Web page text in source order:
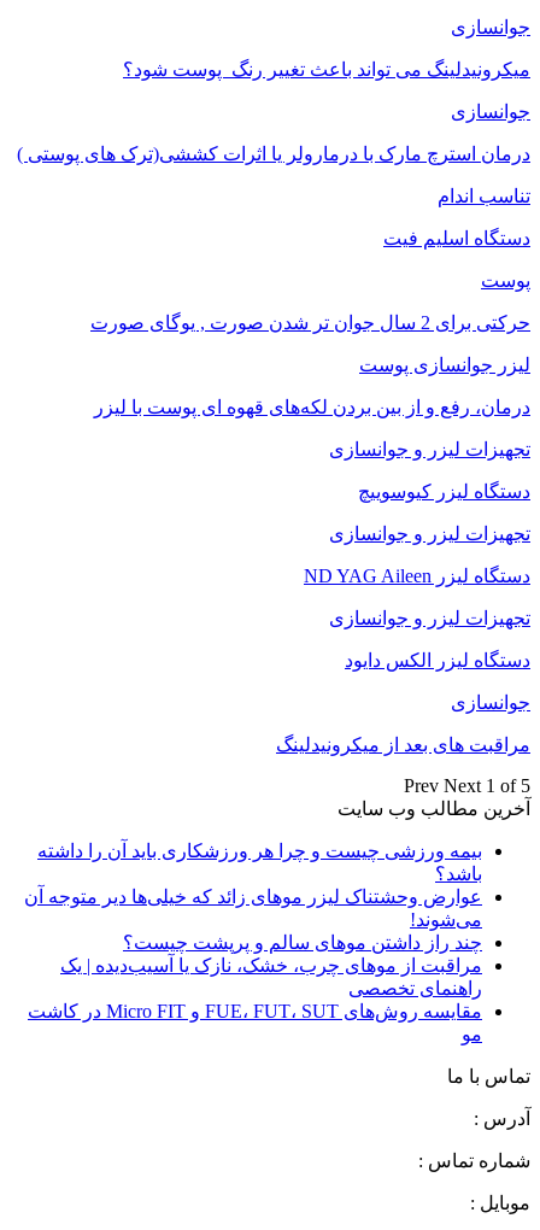
جوانسازی
میکرونیدلینگ می تواند باعث تغییر رنگ ‍ پوست شود؟
جوانسازی
درمان استرچ مارک با درمارولر یا اثرات کششی(ترک های پوستی )
تناسب اندام
دستگاه اسلیم فیت
پوست
حرکتی برای 2 سال جوان تر شدن صورت , یوگای صورت
لیزر جوانسازی پوست
درمان، رفع و از بین بردن لکه‌های قهوه ای پوست با لیزر
تجهیزات لیزر و جوانسازی
دستگاه لیزر کیوسوییچ
تجهیزات لیزر و جوانسازی
دستگاه لیزر ND YAG Aileen
تجهیزات لیزر و جوانسازی
دستگاه لیزر الکس دایود
جوانسازی
مراقبت های بعد از میکرونیدلینگ
Prev Next 1 of 5
آخرین مطالب وب سایت
بیمه ورزشی چیست و چرا هر ورزشکاری باید آن را داشته
باشد؟
عوارض وحشتناک لیزر موهای زائد که خیلی‌ها دیر متوجه آن
می‌شوند!
چند راز داشتن موهای سالم و پرپشت چیست؟
مراقبت از موهای چرب، خشک، نازک یا آسیب‌دیده | یک
راهنمای تخصصی
مقایسه روش‌های FUE، FUT، SUT و Micro FIT در کاشت
مو
تماس با ما
آدرس :
شماره تماس :
موبایل :